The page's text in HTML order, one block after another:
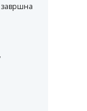
завршна